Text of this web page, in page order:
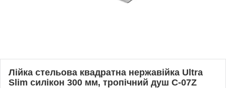
Лійка стельова квадратна нержавійка Ultra
Slim силікон 300 мм, тропічний душ С-07Z